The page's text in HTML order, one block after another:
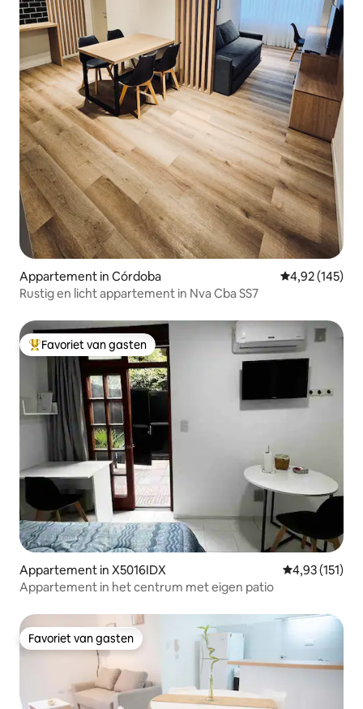
Appartement in Córdoba Gemiddelde
4,92 (145)
Rustig en licht appartement in Nva Cba SS7
Topfavoriet van gasten
Favoriet van gasten
Appartement in X5016IDX Gemiddelde
4,93 (151)
Appartement in het centrum met eigen patio
Favoriet van gasten
Favoriet van gasten